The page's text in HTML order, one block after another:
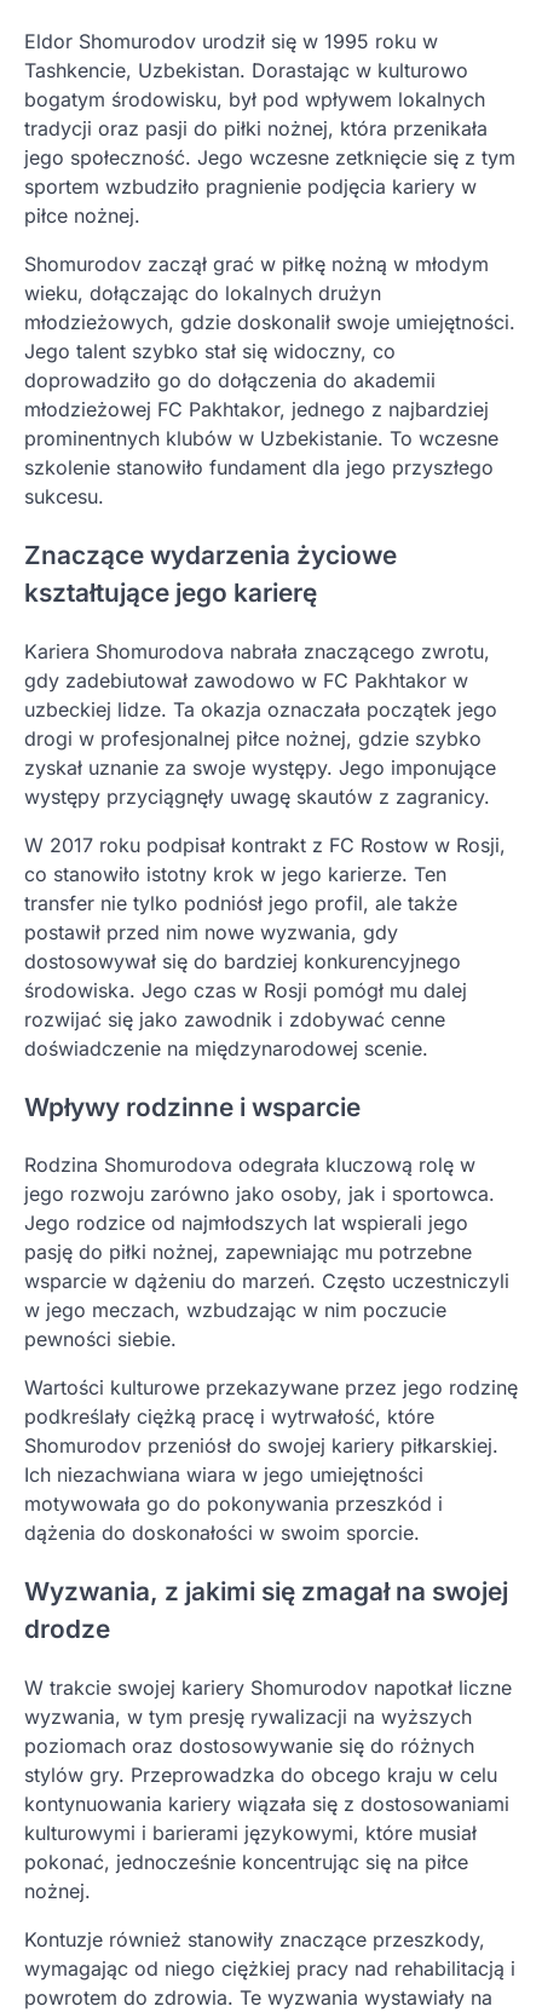
Eldor Shomurodov urodził się w 1995 roku w
Tashkencie, Uzbekistan. Dorastając w kulturowo
bogatym środowisku, był pod wpływem lokalnych
tradycji oraz pasji do piłki nożnej, która przenikała
jego społeczność. Jego wczesne zetknięcie się z tym
sportem wzbudziło pragnienie podjęcia kariery w
piłce nożnej.
Shomurodov zaczął grać w piłkę nożną w młodym
wieku, dołączając do lokalnych drużyn
młodzieżowych, gdzie doskonalił swoje umiejętności.
Jego talent szybko stał się widoczny, co
doprowadziło go do dołączenia do akademii
młodzieżowej FC Pakhtakor, jednego z najbardziej
prominentnych klubów w Uzbekistanie. To wczesne
szkolenie stanowiło fundament dla jego przyszłego
sukcesu.
Znaczące wydarzenia życiowe
kształtujące jego karierę
Kariera Shomurodova nabrała znaczącego zwrotu,
gdy zadebiutował zawodowo w FC Pakhtakor w
uzbeckiej lidze. Ta okazja oznaczała początek jego
drogi w profesjonalnej piłce nożnej, gdzie szybko
zyskał uznanie za swoje występy. Jego imponujące
występy przyciągnęły uwagę skautów z zagranicy.
W 2017 roku podpisał kontrakt z FC Rostow w Rosji,
co stanowiło istotny krok w jego karierze. Ten
transfer nie tylko podniósł jego profil, ale także
postawił przed nim nowe wyzwania, gdy
dostosowywał się do bardziej konkurencyjnego
środowiska. Jego czas w Rosji pomógł mu dalej
rozwijać się jako zawodnik i zdobywać cenne
doświadczenie na międzynarodowej scenie.
Wpływy rodzinne i wsparcie
Rodzina Shomurodova odegrała kluczową rolę w
jego rozwoju zarówno jako osoby, jak i sportowca.
Jego rodzice od najmłodszych lat wspierali jego
pasję do piłki nożnej, zapewniając mu potrzebne
wsparcie w dążeniu do marzeń. Często uczestniczyli
w jego meczach, wzbudzając w nim poczucie
pewności siebie.
Wartości kulturowe przekazywane przez jego rodzinę
podkreślały ciężką pracę i wytrwałość, które
Shomurodov przeniósł do swojej kariery piłkarskiej.
Ich niezachwiana wiara w jego umiejętności
motywowała go do pokonywania przeszkód i
dążenia do doskonałości w swoim sporcie.
Wyzwania, z jakimi się zmagał na swojej
drodze
W trakcie swojej kariery Shomurodov napotkał liczne
wyzwania, w tym presję rywalizacji na wyższych
poziomach oraz dostosowywanie się do różnych
stylów gry. Przeprowadzka do obcego kraju w celu
kontynuowania kariery wiązała się z dostosowaniami
kulturowymi i barierami językowymi, które musiał
pokonać, jednocześnie koncentrując się na piłce
nożnej.
Kontuzje również stanowiły znaczące przeszkody,
wymagając od niego ciężkiej pracy nad rehabilitacją i
powrotem do zdrowia. Te wyzwania wystawiały na